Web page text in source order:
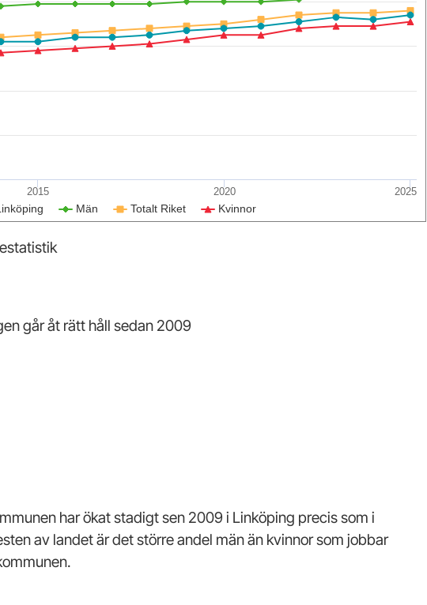
Män Totalt Riket Kvinnor
2015 2020 2025
går åt rätt håll sedan 2009
har ökat stadigt sen 2009 i Linköping precis som i
av landet är det större andel män än kvinnor som jobbar